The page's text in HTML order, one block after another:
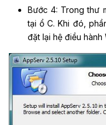
Bước 4: Trong thư
tại ổ C. Khi đó,
đặt lại hệ điều hành